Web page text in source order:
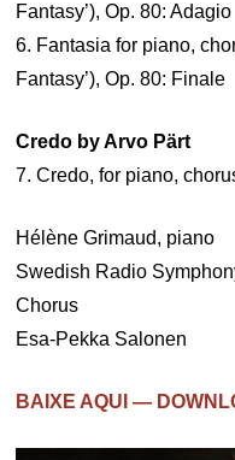
Fantasy’), Op. 80: Adagio
6. Fantasia for piano,
Fantasy’), Op. 80: Finale
Credo by Arvo Pärt
7. Credo, for piano,
Hélène Grimaud, piano
Swedish Radio
Chorus
Esa-Pekka Salonen
BAIXE AQUI —